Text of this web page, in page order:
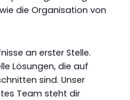
die Organisation von
an erster Stelle.
Lösungen, die auf
sind. Unser
Team steht dir